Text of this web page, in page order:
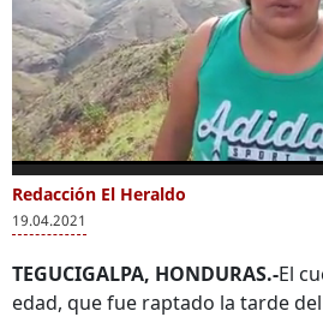
0
of
2
minutes,
seconds
Más Videos
Redacción El Heraldo
19.04.2021
TEGUCIGALPA, HONDURAS.-El
edad, que fue raptado la tarde